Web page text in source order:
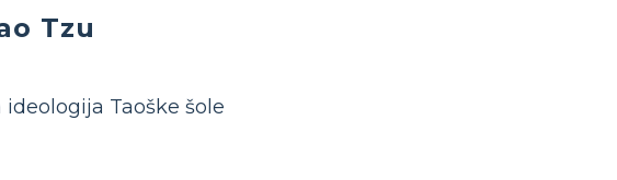
Tzu
Taoške šole